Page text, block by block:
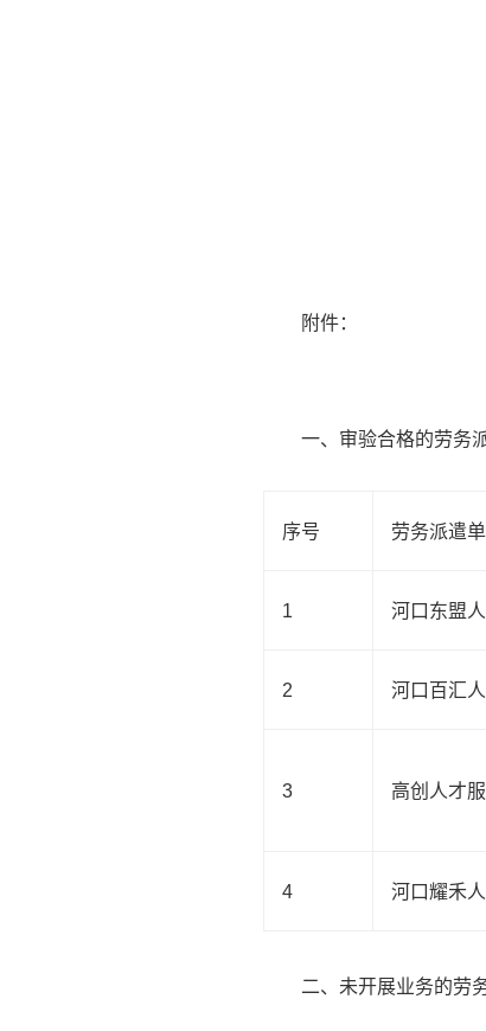
附件：
一、审验合格的劳务
序号 劳务派遣
1 河口东盟
2 河口百汇
3 高创人才
4 河口耀禾
二、未开展业务的劳